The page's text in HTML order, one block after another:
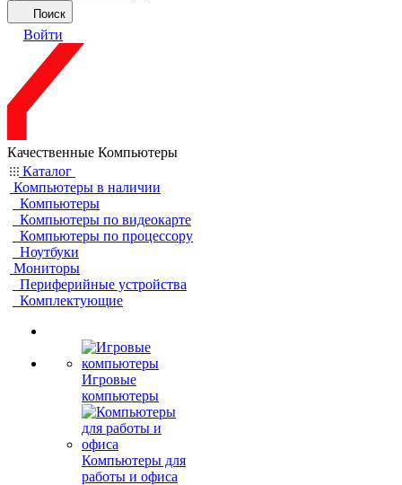
Поиск
Войти
Качественные Компьютеры
Каталог
Компьютеры в наличии
Компьютеры
Компьютеры по видеокарте
Компьютеры по процессору
Ноутбуки
Мониторы
Периферийные устройства
Комплектующие
Игровые
компьютеры
Компьютеры для
работы и офиса